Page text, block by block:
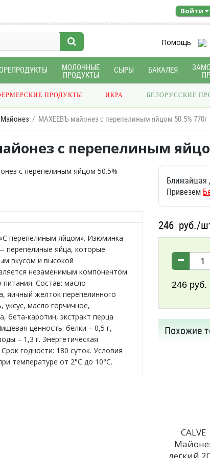
Войти
Помощь
МОЛОЧНЫЕ
ПРОДУКТЫ
СЫРЫ БАКАЛЕЯ
ПРОДУКТЫ ИКРА БЕЛОРУССКИЕ
Майонез МАХЕЕВЪ майонез с перепелиным яйцом 50.5% 770г
с перепелиным
перепелиным яйцом». Изюминка
перепелиные яйца, которые
вкусом и высокой
незаменимым компонентом
питания. Состав: масло
яичный желток перепелинного
уксус, масло горчичное,
бета-каротин, экстракт перца
ценность: белки – 0,5 г,
– 1,3 г. Энергетическая
годности: 180 суток. Условия
температуре от 2°С до 10°С.
Ближайшая
Привезем
246 руб./
246 руб.
Похожие
CALVE